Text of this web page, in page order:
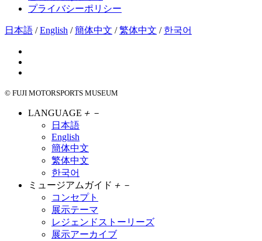
プライバシーポリシー
日本語 /English /簡体中文 /繁体中文 / 한국어
© FUJI MOTORSPORTS MUSEUM
LANGUAGE ＋ －
日本語
English
簡体中文
繁体中文
한국어
ミュージアムガイド ＋ －
コンセプト
展示テーマ
レジェンドストーリーズ
展示アーカイブ